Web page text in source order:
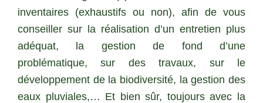
inventaires (exhaustifs ou non), afin de vous
conseiller sur la réalisation d’un entretien plus
adéquat, la gestion de fond d’une
problématique, sur des travaux, sur le
développement de la biodiversité, la gestion des
eaux pluviales,… Et bien sûr, toujours avec la